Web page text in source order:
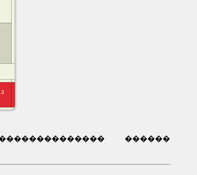
�������������� ������